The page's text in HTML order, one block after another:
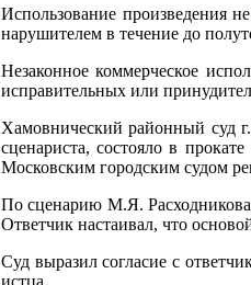
Использование произведения
нарушителем в течение до
Незаконное коммерческое
исправительных или
Хамовнический районный суд
сценариста, состояло в
Московским городским судом
По сценарию М.Я. Расходникова,
Ответчик настаивал, что
Суд выразил согласие с
истца.